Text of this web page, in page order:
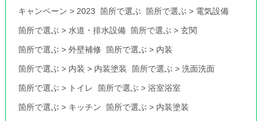
キャンペーン >2023 箇所で選ぶ 箇所で選ぶ> 電気設備
箇所で選ぶ >水道・排水設備 箇所で選ぶ >玄関
箇所で選ぶ >外壁補修 箇所で選ぶ > 内装
箇所で選ぶ > 内装 > 内装塗装 箇所で選ぶ >洗面洗面
箇所で選ぶ > トイレ 箇所で選ぶ >浴室浴室
箇所で選ぶ > キッチン 箇所で選ぶ > 内装塗装